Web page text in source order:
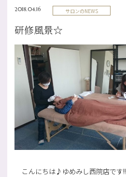
2018.04.16 サロンのNEWS
研修風景☆
こんにちは♪ゆめみし西院店です!!